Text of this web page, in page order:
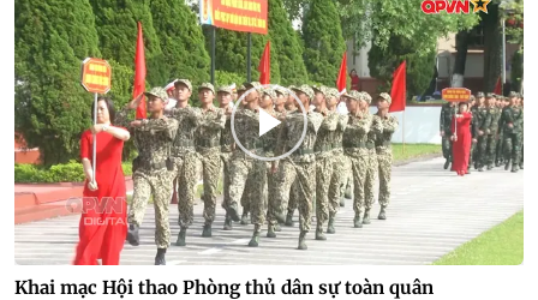
Khai mạc Hội thao Phòng thủ dân sự toàn quân